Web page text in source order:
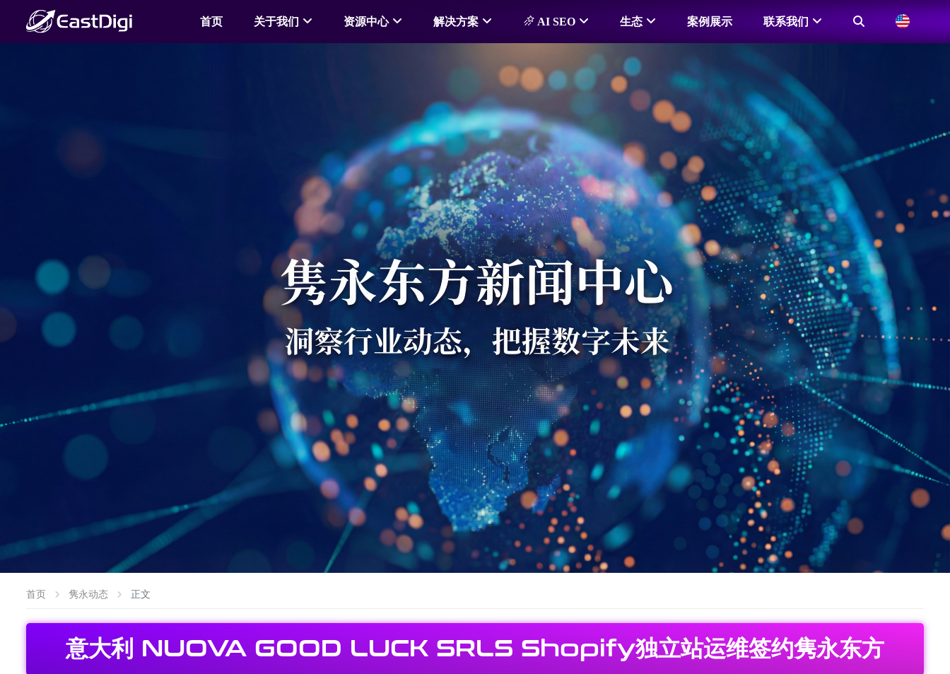
首页 关于我们 资源中心 解决方案 AI SEO 生态 案例展示 联系我们
首页 隽永动态 正文
意大利 NUOVA GOOD LUCK SRLS Shopify独立站运维签约隽永东方